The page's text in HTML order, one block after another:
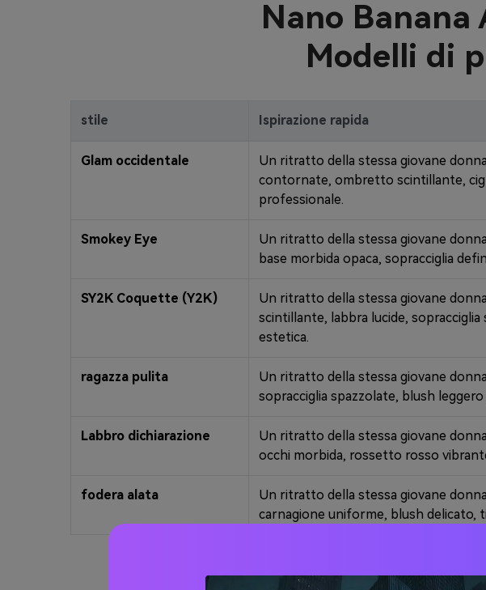
Nano Banana
Modelli di
stile Ispirazione rapida
Glam occidentale
Un ritratto della stessa giovane
contornate, ombretto scintillante,
professionale.
Smokey Eye
Un ritratto della stessa giovane
base morbida opaca, sopracciglia
SY2K Coquette (Y2K)
Un ritratto della stessa giovane
scintillante, labbra lucide,
estetica.
ragazza pulita
Un ritratto della stessa giovane
sopracciglia spazzolate, blush
Labbro dichiarazione
Un ritratto della stessa giovane
occhi morbida, rossetto rosso
fodera alata
Un ritratto della stessa giovane
carnagione uniforme, blush delicato,